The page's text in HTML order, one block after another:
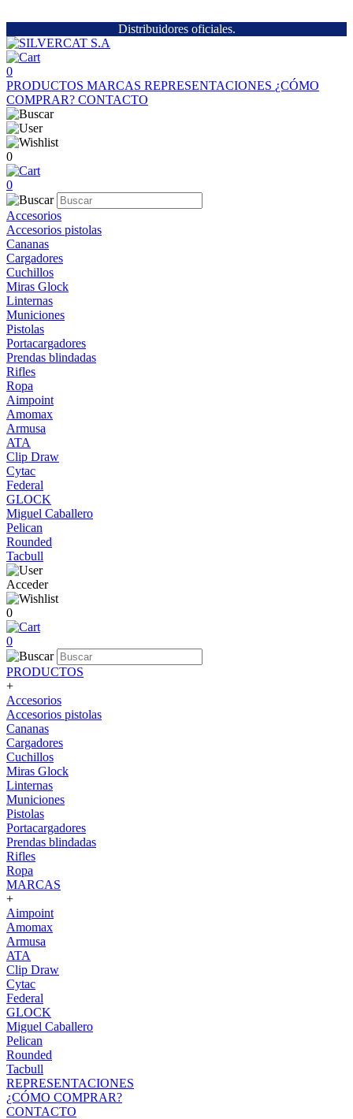
Distribuidores oficiales.
0
PRODUCTOS MARCAS REPRESENTACIONES ¿CÓMO
COMPRAR? CONTACTO
0
0
Accesorios
Accesorios pistolas
Cananas
Cargadores
Cuchillos
Miras Glock
Linternas
Municiones
Pistolas
Portacargadores
Prendas blindadas
Rifles
Ropa
Aimpoint
Amomax
Armusa
ATA
Clip Draw
Cytac
Federal
GLOCK
Miguel Caballero
Pelican
Rounded
Tacbull
Acceder
0
0
PRODUCTOS
+
Accesorios
Accesorios pistolas
Cananas
Cargadores
Cuchillos
Miras Glock
Linternas
Municiones
Pistolas
Portacargadores
Prendas blindadas
Rifles
Ropa
MARCAS
+
Aimpoint
Amomax
Armusa
ATA
Clip Draw
Cytac
Federal
GLOCK
Miguel Caballero
Pelican
Rounded
Tacbull
REPRESENTACIONES
¿CÓMO COMPRAR?
CONTACTO